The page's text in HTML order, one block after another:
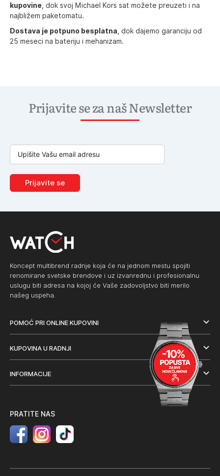
kupovine , dok svoj Michael Kors sat možete preuzeti i na
najbližem paketomatu.
Dostava je potpuno besplatna , dok dajemo garanciju od
25 meseci na bateriju i mehanizam.
Prijavite se za naš Newsletter
Prijavite se
Koncept multibrend radnje koja će na jednom mestu spojiti
renomirane svetske brendove i uz izvanrednu i profesionalnu
uslugu biti adresa na kojoj će Vaše zadovoljstvo biti merilo
našeg uspeha.
POMOĆ PRI ONLINE KUPOVINI
KUPOVINA U RADNJI
INFORMACIJE
PRATITE NAS